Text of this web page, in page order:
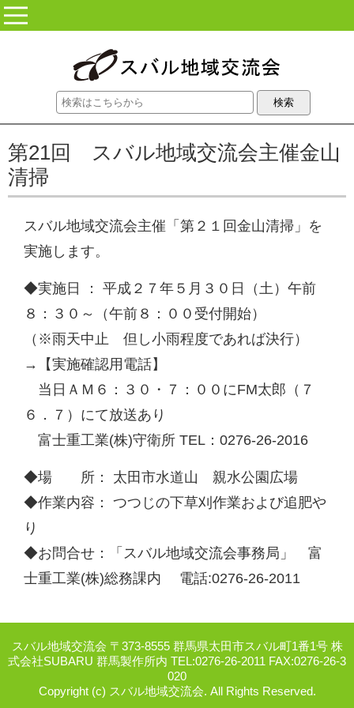
コンテンツに移動
第21回 スバル地域交流会主催金山
清掃
スバル地域交流会主催「第２１回金山清掃」を
実施します。
◆実施日 ： 平成２７年５月３０日（土）午前
８：３０～（午前８：００受付開始）
（※雨天中止 但し小雨程度であれば決行）
→【実施確認用電話】
当日ＡＭ６：３０・７：００にFM太郎（７
６．７）にて放送あり
富士重工業(株)守衛所 TEL：0276-26-2016
◆場 所： 太田市水道山 親水公園広場
◆作業内容： つつじの下草刈作業および追肥や
り
◆お問合せ：「スバル地域交流会事務局」 富
士重工業(株)総務課内 電話:0276-26-2011
スバル地域交流会 〒373-8555 群馬県太田市スバル町1番1号 株
式会社SUBARU 群馬製作所内 TEL:0276-26-2011 FAX:0276-26-3
020
Copyright (c) スバル地域交流会. All Rights Reserved.